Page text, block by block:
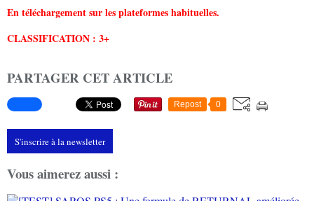
En téléchargement sur les plateformes habituelles.
CLASSIFICATION : 3+
PARTAGER CET ARTICLE
Repost 0
S'inscrire à la newsletter
Vous aimerez aussi :